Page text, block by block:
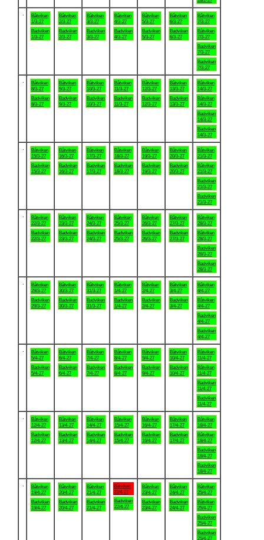
Båtviken
1/3-27
Badviken
1/3-27
Båtviken
2/3-27
Badviken
2/3-27
Båtviken
3/3-27
Badviken
3/3-27
Båtviken
4/3-27
Badviken
4/3-27
Båtviken
5/3-27
Badviken
5/3-27
Båtviken
6/3-27
Badviken
6/3-27
Båtviken
7/3-27
Båtviken
7/3-27
Badviken
7/3-27
Badviken
7/3-27
Båtviken
8/3-27
Badviken
8/3-27
Båtviken
9/3-27
Badviken
9/3-27
Båtviken
10/3-27
Badviken
10/3-27
Båtviken
11/3-27
Badviken
11/3-27
Båtviken
12/3-27
Badviken
12/3-27
Båtviken
13/3-27
Badviken
13/3-27
Båtviken
14/3-27
Båtviken
14/3-27
Badviken
14/3-27
Badviken
14/3-27
Båtviken
15/3-27
Badviken
15/3-27
Båtviken
16/3-27
Badviken
16/3-27
Båtviken
17/3-27
Badviken
17/3-27
Båtviken
18/3-27
Badviken
18/3-27
Båtviken
19/3-27
Badviken
19/3-27
Båtviken
20/3-27
Badviken
20/3-27
Båtviken
21/3-27
Båtviken
21/3-27
Badviken
21/3-27
Badviken
21/3-27
Båtviken
22/3-27
Badviken
22/3-27
Båtviken
23/3-27
Badviken
23/3-27
Båtviken
24/3-27
Badviken
24/3-27
Båtviken
25/3-27
Badviken
25/3-27
Båtviken
26/3-27
Badviken
26/3-27
Båtviken
27/3-27
Badviken
27/3-27
Båtviken
28/3-27
Båtviken
28/3-27
Badviken
28/3-27
Badviken
28/3-27
Båtviken
29/3-27
Badviken
29/3-27
Båtviken
30/3-27
Badviken
30/3-27
Båtviken
31/3-27
Badviken
31/3-27
Båtviken
1/4-27
Badviken
1/4-27
Båtviken
2/4-27
Badviken
2/4-27
Båtviken
3/4-27
Badviken
3/4-27
Båtviken
4/4-27
Båtviken
4/4-27
Badviken
4/4-27
Badviken
4/4-27
Båtviken
5/4-27
Badviken
5/4-27
Båtviken
6/4-27
Badviken
6/4-27
Båtviken
7/4-27
Badviken
7/4-27
Båtviken
8/4-27
Badviken
8/4-27
Båtviken
9/4-27
Badviken
9/4-27
Båtviken
10/4-27
Badviken
10/4-27
Båtviken
11/4-27
Båtviken
11/4-27
Badviken
11/4-27
Badviken
11/4-27
Båtviken
12/4-27
Badviken
12/4-27
Båtviken
13/4-27
Badviken
13/4-27
Båtviken
14/4-27
Badviken
14/4-27
Båtviken
15/4-27
Badviken
15/4-27
Båtviken
16/4-27
Badviken
16/4-27
Båtviken
17/4-27
Badviken
17/4-27
Båtviken
18/4-27
Båtviken
18/4-27
Badviken
18/4-27
Badviken
18/4-27
Båtviken
19/4-27
Badviken
19/4-27
Båtviken
20/4-27
Badviken
20/4-27
Båtviken
21/4-27
Badviken
21/4-27
Båtviken
22/4-27
Badviken
22/4-27
Båtviken
23/4-27
Badviken
23/4-27
Båtviken
24/4-27
Badviken
24/4-27
Båtviken
25/4-27
Båtviken
25/4-27
Badviken
25/4-27
Badviken
25/4-27